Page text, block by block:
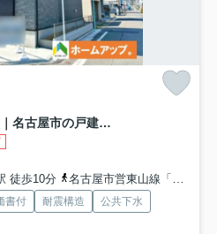
Terrechez千種区城木町1期｜名古屋市の戸建ならホームアップ
徒歩10分
名古屋市営東山線「池下」駅 徒歩16分
書付 耐震構造
公共下水